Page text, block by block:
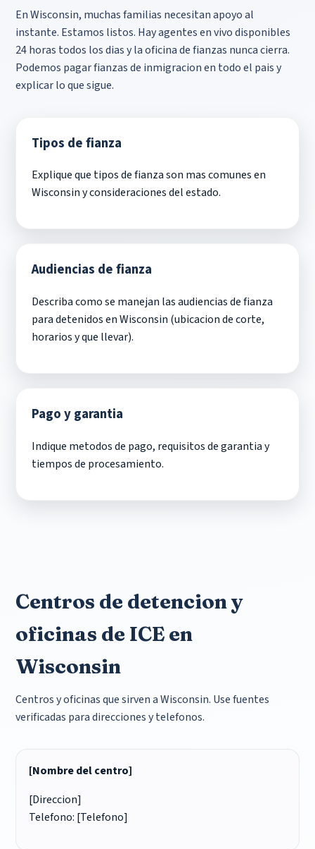
En Wisconsin, muchas familias necesitan apoyo al
instante. Estamos listos. Hay agentes en vivo disponibles
24 horas todos los dias y la oficina de fianzas nunca cierra.
Podemos pagar fianzas de inmigracion en todo el pais y
explicar lo que sigue.
Tipos de fianza
Explique que tipos de fianza son mas comunes en
Wisconsin y consideraciones del estado.
Audiencias de fianza
Describa como se manejan las audiencias de fianza
para detenidos en Wisconsin (ubicacion de corte,
horarios y que llevar).
Pago y garantia
Indique metodos de pago, requisitos de garantia y
tiempos de procesamiento.
Centros de detencion y
oficinas de ICE en
Wisconsin
Centros y oficinas que sirven a Wisconsin. Use fuentes
verificadas para direcciones y telefonos.
[Nombre del centro]
[Direccion]
Telefono: [Telefono]